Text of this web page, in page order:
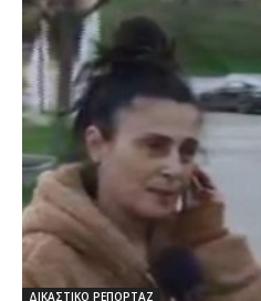
ΔΙΚΑΣΤΙΚΟ ΡΕΠΟΡΤΑΖ